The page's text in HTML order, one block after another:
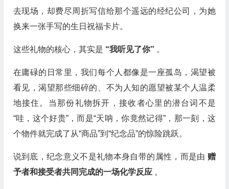
去现场，却费尽周折写信给那个遥远的经纪公司，为她
换来一张手写的生日祝福卡片。
这些礼物的核心，其实是 “我听见了你” 。
在庸碌的日常里，我们每个人都像是一座孤岛，渴望被
看见，渴望那些细碎的、不为人知的愿望被某个人温柔
地接住。当那份礼物拆开，接收者心里的潜台词不是
“哇，这个好贵”，而是“天呐，你竟然记得”，那一刻，这
个物件就完成了从“商品”到“纪念品”的惊险跳跃。
说到底，纪念意义不是礼物本身自带的属性，而是由 赠
予者和接受者共同完成的一场化学反应 。